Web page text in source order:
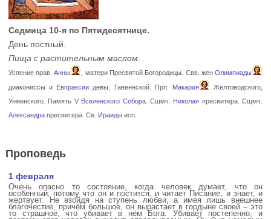
Седмица 10-я по Пятидесятнице.
День постный.
Пища с растительным маслом.
Успение прав.Анны , матери Пресвятой Богородицы. Свв. женОлимпиады
диакониссы и Евпраксиидевы, Тавеннской. Прп. Макария
Желтоводского,
Унженского. Память V Вселенского Собора. Сщмч. Николая пресвитера. Сщмч.
Александрапресвитера. Св. Ираидыисп.
Проповедь
1 февраля
Очень опасно то состояние, когда человек думает, что он
особенный, потому что он и постится, и читает Писание, и знает, и
жертвует. Не взойдя на ступень любви, а имея лишь внешнее
благочестие, причём большое, он вырастает в гордыне своей – это
то страшное, что убивает в нём Бога. Убивает постепенно, и